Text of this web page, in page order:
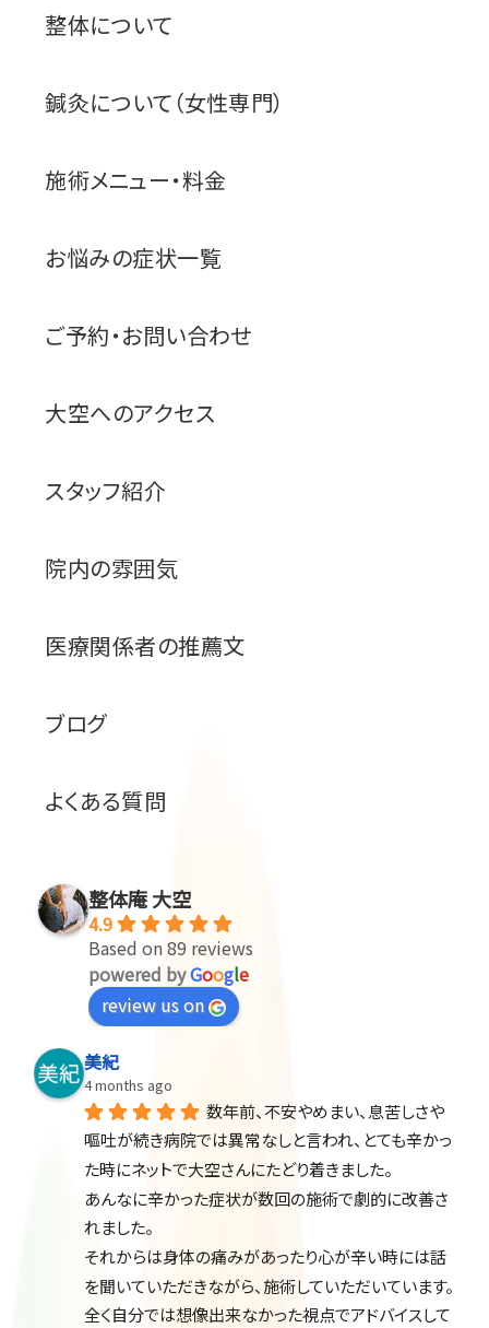
整体について
鍼灸について（女性専門）
施術メニュー・料金
お悩みの症状一覧
ご予約・お問い合わせ
大空へのアクセス
スタッフ紹介
院内の雰囲気
医療関係者の推薦文
ブログ
よくある質問
整体庵 大空
4.9
Based on 89 reviews
powered byGoogle
review us on
美紀
4 months ago
数年前、不安やめまい、息苦しさや
嘔吐が続き病院では異常なしと言われ、とても辛かっ
た時にネットで大空さんにたどり着きました。
あんなに辛かった症状が数回の施術で劇的に改善さ
れました。
それからは身体の痛みがあったり心が辛い時には話
を聞いていただきながら、施術していただいています。
全く自分では想像出来なかった視点でアドバイスして